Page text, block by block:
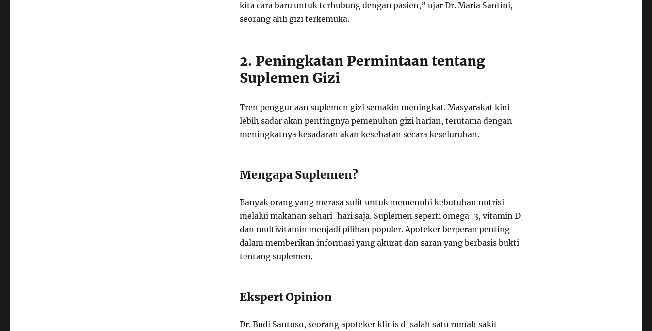
kita cara baru untuk terhubung dengan pasien,” ujar Dr. Maria Santini,
seorang ahli gizi terkemuka.
2. Peningkatan Permintaan tentang
Suplemen Gizi
Tren penggunaan suplemen gizi semakin meningkat. Masyarakat kini
lebih sadar akan pentingnya pemenuhan gizi harian, terutama dengan
meningkatnya kesadaran akan kesehatan secara keseluruhan.
Mengapa Suplemen?
Banyak orang yang merasa sulit untuk memenuhi kebutuhan nutrisi
melalui makanan sehari-hari saja. Suplemen seperti omega-3, vitamin D,
dan multivitamin menjadi pilihan populer. Apoteker berperan penting
dalam memberikan informasi yang akurat dan saran yang berbasis bukti
tentang suplemen.
Ekspert Opinion
Dr. Budi Santoso, seorang apoteker klinis di salah satu rumah sakit